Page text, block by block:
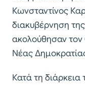
Κωνσταντίνος
διακυβέρνηση
ακολούθησαν
Νέας
Κατά τη